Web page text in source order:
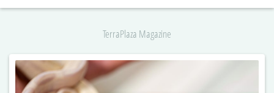
TerraPlaza Magazine